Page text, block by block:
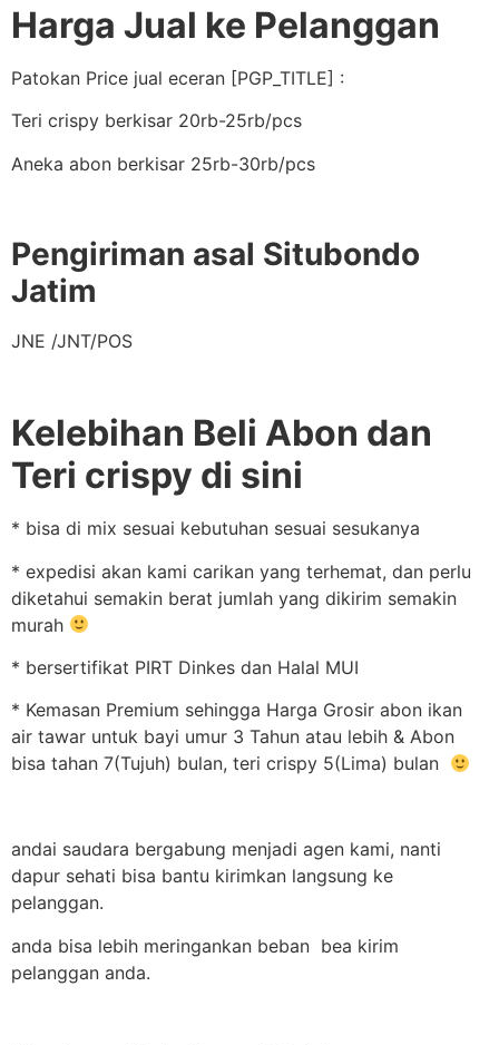
Harga Jual ke Pelanggan
Patokan Price jual eceran [PGP_TITLE] :
Teri crispy berkisar 20rb-25rb/pcs
Aneka abon berkisar 25rb-30rb/pcs
Pengiriman asal Situbondo
Jatim
JNE /JNT/POS
Kelebihan Beli Abon dan
Teri crispy di sini
* bisa di mix sesuai kebutuhan sesuai sesukanya
* expedisi akan kami carikan yang terhemat, dan perlu
diketahui semakin berat jumlah yang dikirim semakin
murah
* bersertifikat PIRT Dinkes dan Halal MUI
* Kemasan Premium sehingga Harga Grosir abon ikan
air tawar untuk bayi umur 3 Tahun atau lebih & Abon
bisa tahan 7(Tujuh) bulan, teri crispy 5(Lima) bulan
andai saudara bergabung menjadi agen kami, nanti
dapur sehati bisa bantu kirimkan langsung ke
pelanggan.
anda bisa lebih meringankan beban bea kirim
pelanggan anda.